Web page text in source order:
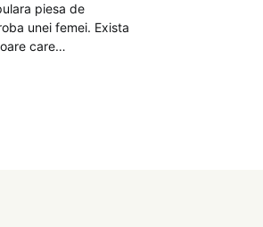
piesa de
unei femei. Exista
care…